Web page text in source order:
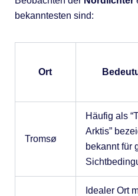
bekanntesten sind:
Ort
Tromsø
Häufig als
Arktis”
bekannt für
Idealer Ort